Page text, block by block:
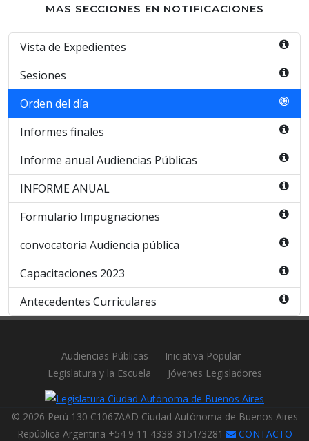
MAS SECCIONES EN NOTIFICACIONES
Vista de Expedientes
Sesiones
Orden del día
Informes finales
Informe anual Audiencias Públicas
INFORME ANUAL
Formulario Impugnaciones
convocatoria Audiencia pública
Capacitaciones 2023
Antecedentes Curriculares
Audiencias Públicas
Iniciativa Popular
Legislatura y la Escuela
Jóvenes Legisladores
© 2026 Perú 130 C1067AAD Ciudad Autónoma de Buenos Aires
República Argentina +54 9 11 4338-3151/3281
CONTACTO